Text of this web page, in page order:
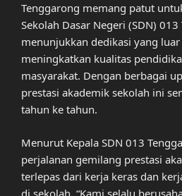
Tenggarong memang patut
Sekolah Dasar Negeri (SDN)
menunjukkan dedikasi yang
meningkatkan kualitas
masyarakat. Dengan berbagai
prestasi akademik sekolah ini
tahun ke tahun.
Menurut Kepala SDN 013
perjalanan gemilang prestasi
terlepas dari kerja keras dan
di sekolah. “Kami selalu